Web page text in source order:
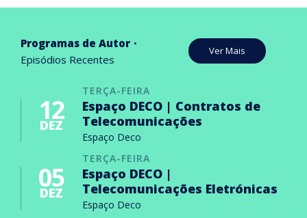
Programas de Autor
Episódios Recentes
Ver Mais
TERÇA-FEIRA
12
DEZ
Espaço DECO | Contratos de
Telecomunicações
Espaço Deco
TERÇA-FEIRA
05
DEZ
Espaço DECO |
Telecomunicações Eletrónicas
Espaço Deco